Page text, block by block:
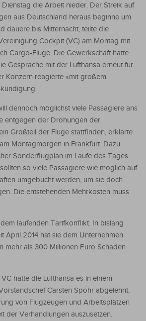
die Arbeit nieder. Der Streik auf
aus Deutschland heraus beginne um
dauere bis Mitternacht, teilte die
Cockpit (VC) am Montag mit.
Cargo-Flüge. Die Gewerkschaft hatte
Gespräche mit der Lufthansa erneut für
Konzern reagierte «mit großem
dennoch möglichst viele Passagiere ans
entgegen der Drohungen der
Großteil der Flüge stattfinden, erklärte
Montagmorgen in Frankfurt. Dazu
Sonderflugplan im Laufe des Tages
so viele Passagiere wie möglich auf
umgebucht werden, um sie doch
Die entstehenden Mehrkosten muss
laufenden Tarifkonflikt. In bislang
April 2014 hat sie dem Unternehmen
mehr als 300 Millionen Euro Schaden
hatte die Lufthansa es in einem
Carsten Spohr abgelehnt,
von Flugzeugen und Arbeitsplätzen
der Verhandlungen auszusetzen.